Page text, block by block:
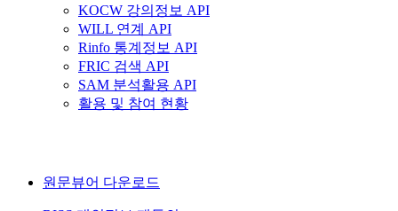
KOCW 강의정보 API
WILL 연계 API
Rinfo 통계정보 API
FRIC 검색 API
SAM 분석활용 API
활용 및 참여 현황
원문뷰어 다운로드